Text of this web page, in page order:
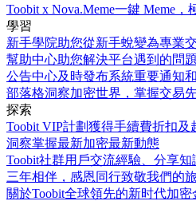
Toobit x Nova.Meme一鍵 Meme，
學習
新手學院助您從新手蛻變為專業
幫助中心助您解決平台遇到的問題
公告中心及時發布系統重要通知
部落格洞察加密世界，掌握交易
探索
Toobit VIP計劃獲得手續費折扣及
洞察掌握最新加密最新動態
Toobit社群用戶交流經驗、分享知
三年相伴，感恩同行致敬我們的
關於Toobit全球領先的新时代加密